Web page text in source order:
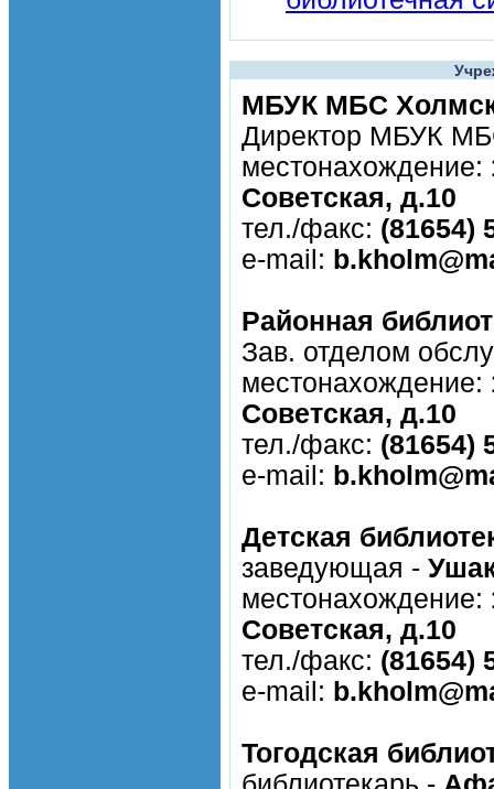
МБУК МБС
Директор МБУК
местонахождение:
Советская, д.10
тел./факс: (81654)
e-mail:
Районная
Зав. отделом
местонахождение:
Советская, д.10
тел./факс: (81654)
e-mail:
Детская
заведующая -
местонахождение:
Советская, д.10
тел./факс: (81654)
e-mail:
Тогодская